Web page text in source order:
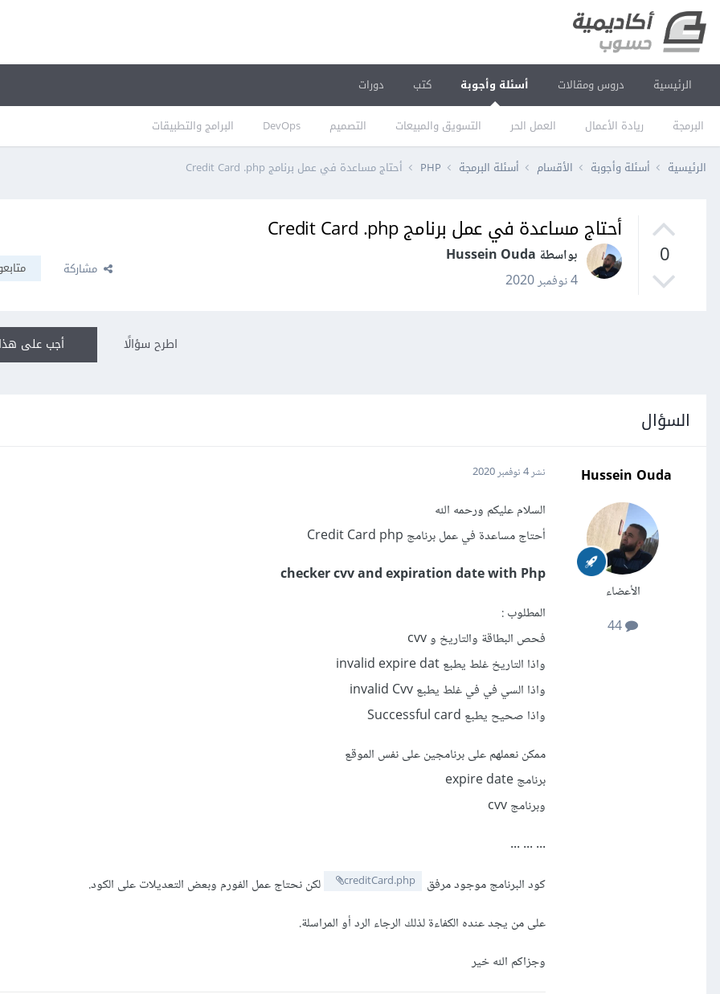
الرئيسية دروس ومقالات أسئلة وأجوبة
البرمجة ريادة الأعمال العمل الحر التسويق والمبيعات التصميم DevOps البرامج والتطبيقات
كتب دورات
الرئيسية أسئلة وأجوبة الأقسام أسئلة البرمجة PHP أحتاج مساعدة في عمل برنامج Credit Card .php
0
أحتاج مساعدة في عمل برنامج Credit Card .php
بواسطة Hussein Ouda
4 نوفمبر 2020
مشاركة
أجب على اطرح سؤالًا
السؤال
Hussein Ouda
الأعضاء
نشر4 نوفمبر 2020
السلام عليكم ورحمه الله
أحتاج مساعدة في عمل برنامج Credit Card php
checker cvv and expiration date with Php
المطلوب :
فحص البطاقة والتاريخ و cvv
واذا التاريخ غلط يطبع invalid expire dat
واذا السي في في غلط يطبع invalid Cvv
واذا صحيح يطبع Successful card
ممكن نعملهم على برنامجين على نفس الموقع
برنامج expire date
وبرنامج cvv
... ... ...
كود البرنامج موجود مرفق
creditCard.php
لكن نحتاج عمل الفورم وبعض التعديلات على الكود.
على من يجد عنده الكفاءة لذلك الرجاء الرد أو المراسلة.
وجزاكم الله خير